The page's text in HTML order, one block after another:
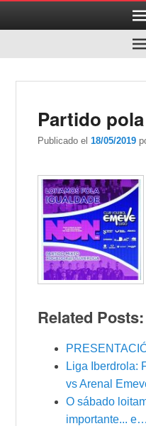
Partido
Publicado el18/05/2019
Related Posts:
Liga Iberdrola:
vs Arenal
O sábado
importante... e…